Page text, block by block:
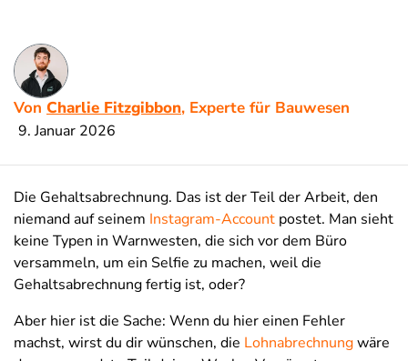
Von Charlie Fitzgibbon, Experte für Bauwesen
9. Januar 2026
Die Gehaltsabrechnung. Das ist der Teil der Arbeit, den
niemand auf seinem Instagram-Account postet. Man sieht
keine Typen in Warnwesten, die sich vor dem Büro
versammeln, um ein Selfie zu machen, weil die
Gehaltsabrechnung fertig ist, oder?
Aber hier ist die Sache: Wenn du hier einen Fehler
machst, wirst du dir wünschen, die Lohnabrechnungwäre